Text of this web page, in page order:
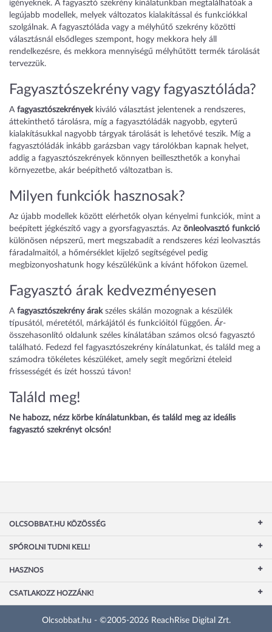
igényeknek. A fagyasztó szekrény kínálatunkban megtalálhatóak a
legújabb modellek, melyek változatos kialakítással és funkciókkal
szolgálnak. A fagyasztóláda vagy a mélyhűtő szekrény közötti
választásnál elsődleges szempont, hogy mekkora hely áll
rendelkezésre, és mekkora mennyiségű mélyhűtött termék tárolását
tervezzük.
Fagyasztószekrény vagy fagyasztóláda?
A fagyasztószekrényekkiváló választást jelentenek a rendszeres,
áttekinthető tárolásra, míg a fagyasztóládák nagyobb, egyterű
kialakításukkal nagyobb tárgyak tárolását is lehetővé teszik. Míg a
fagyasztóládák inkább garázsban vagy tárolókban kapnak helyet,
addig a fagyasztószekrények könnyen beilleszthetők a konyhai
környezetbe, akár beépíthető változatban is.
Milyen funkciók hasznosak?
Az újabb modellek között elérhetők olyan kényelmi funkciók, mint a
beépített jégkészítő vagy a gyorsfagyasztás. Az önleolvasztó funkció
különösen népszerű, mert megszabadít a rendszeres kézi leolvasztás
fáradalmaitól, a hőmérséklet kijelző segítségével pedig
megbizonyoshatunk hogy készülékünk a kívánt hőfokon üzemel.
Fagyasztó árak kedvezményesen
A fagyasztószekrény árak széles skálán mozognak a készülék
típusától, méretétől, márkájától és funkcióitól függően. Ár-
összehasonlító oldalunk széles kínálatában számos olcsó fagyasztó
található. Fedezd fel fagyasztószekrény kínálatunkat, és találd meg a
számodra tökéletes készüléket, amely segít megőrizni ételeid
frissességét és ízét hosszú távon!
Találd meg!
Ne habozz, nézz körbe kínálatunkban, és találd meg az ideális
fagyasztó szekrényt olcsón!
OLCSOBBAT.HU KÖZÖSSÉG
SPÓROLNI TUDNI KELL!
HASZNOS
CSATLAKOZZ HOZZÁNK!
Olcsobbat.hu - ©2005-2026 ReachRise Digital Zrt.